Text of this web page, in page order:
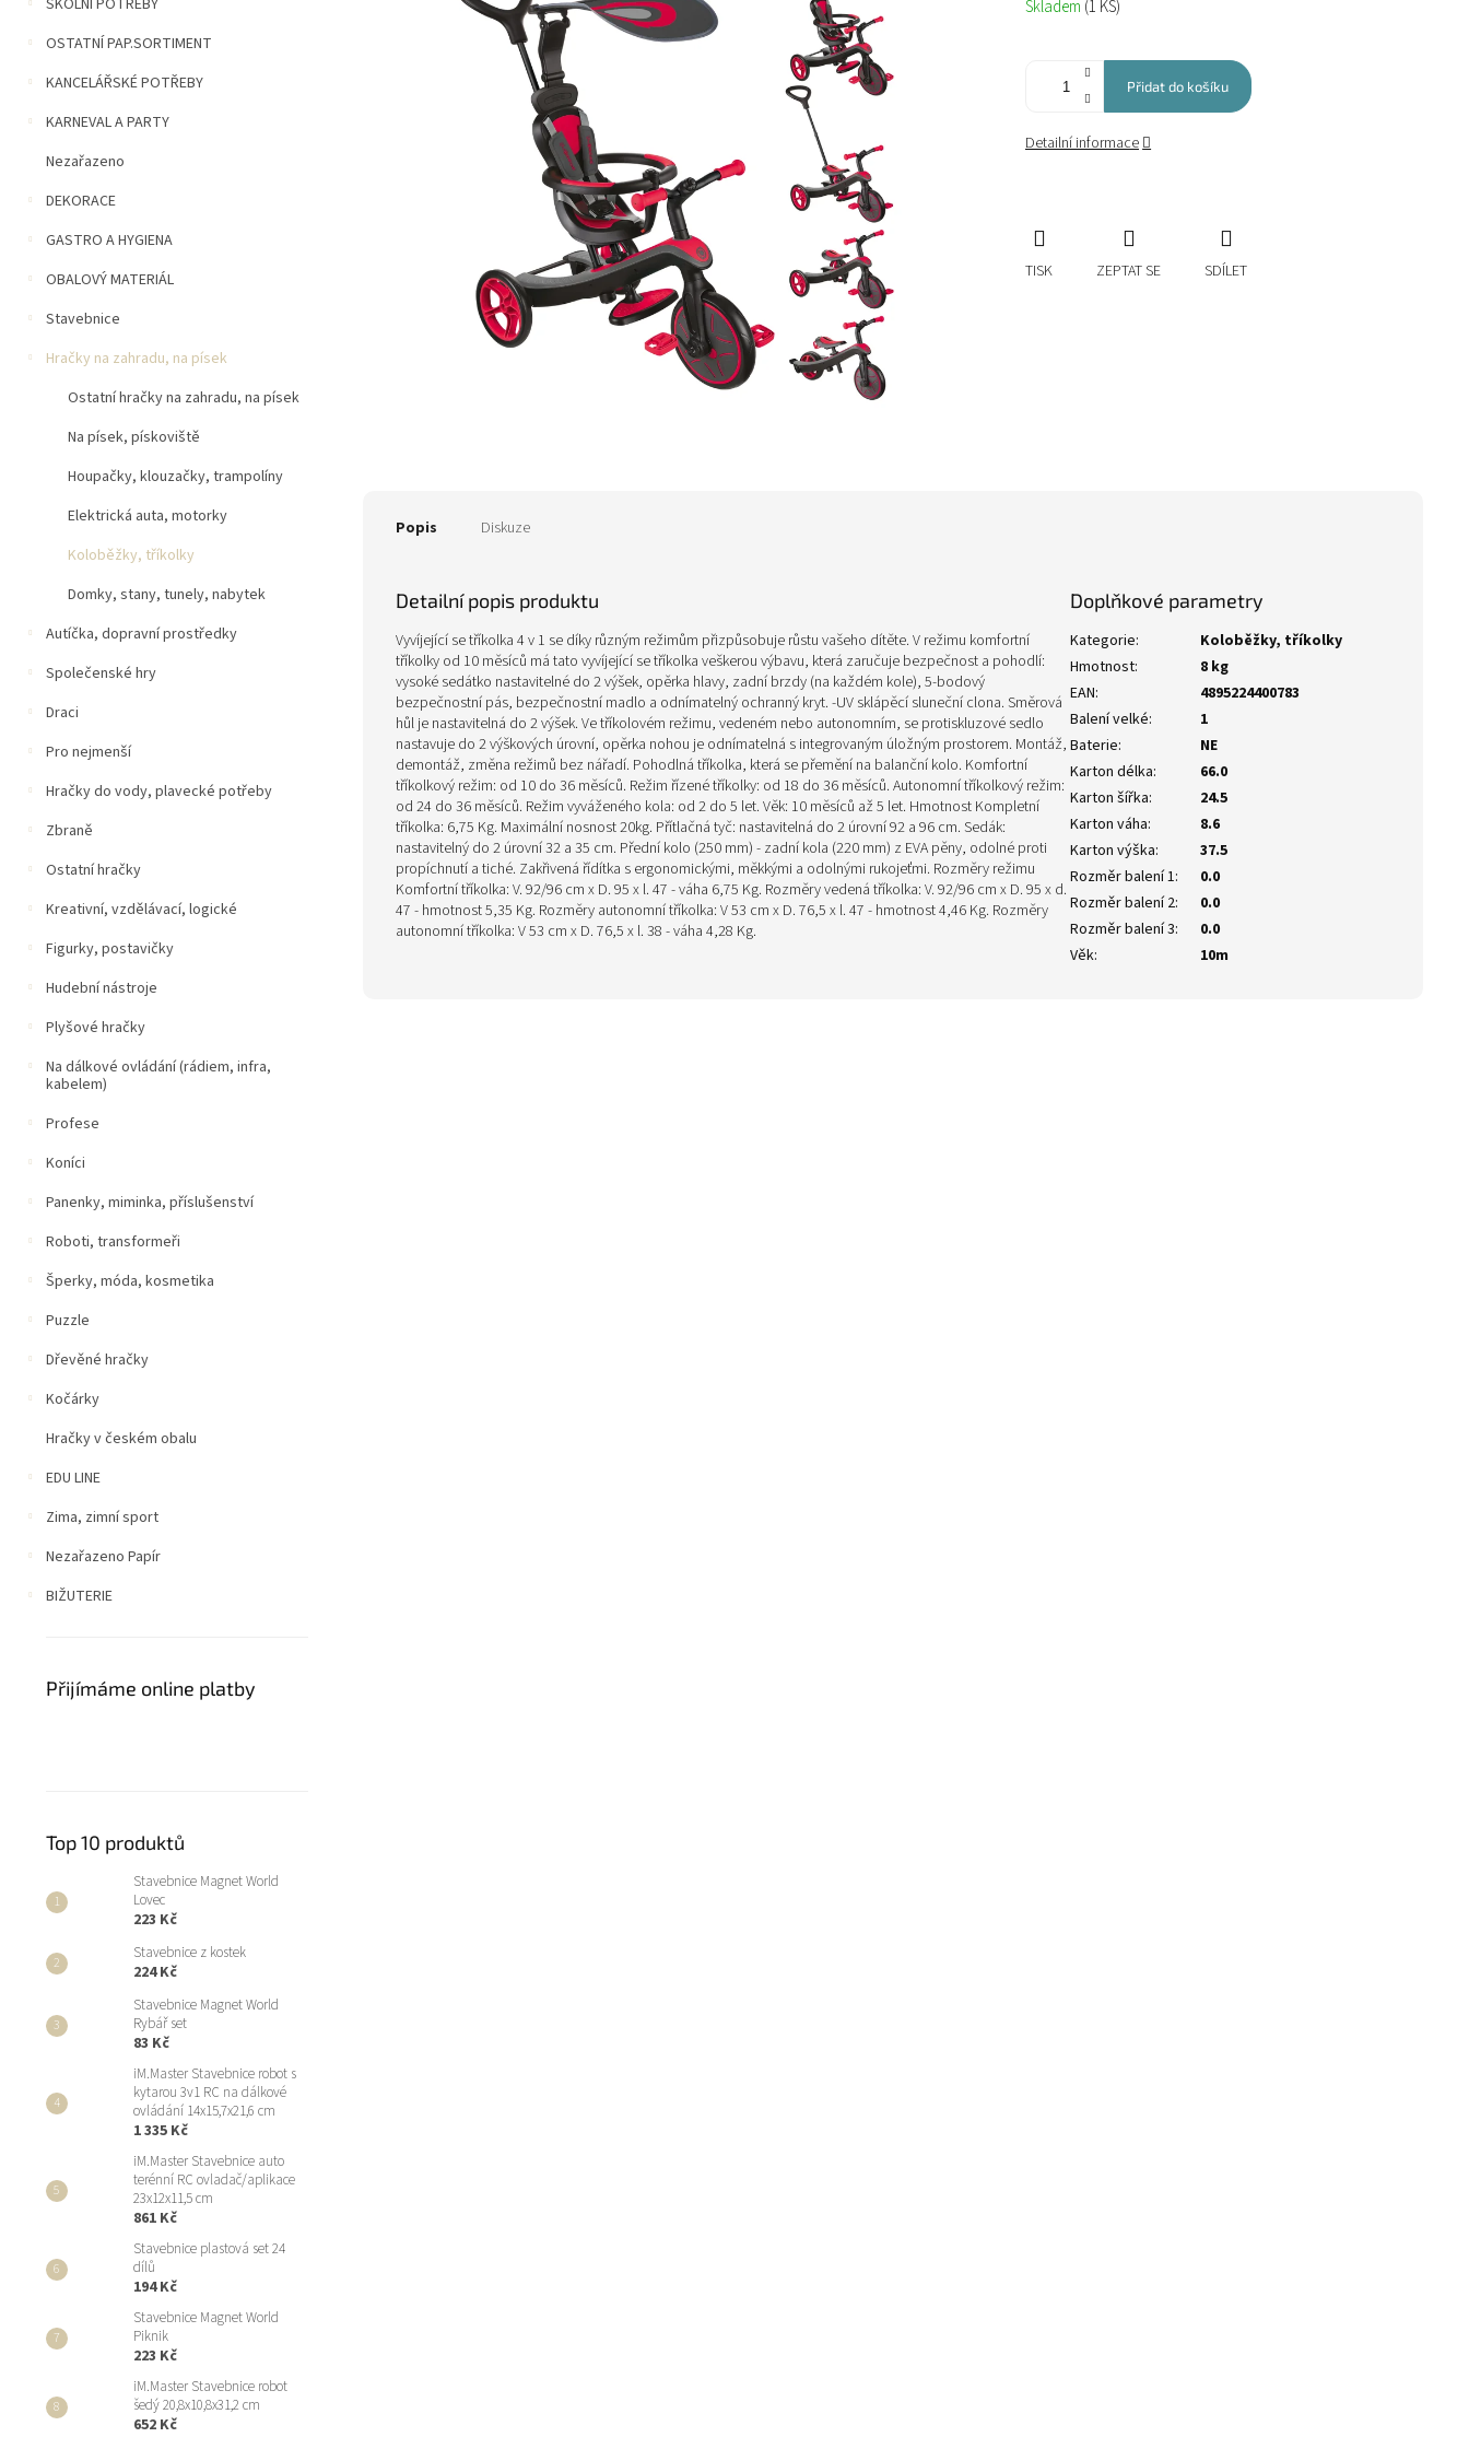
p
a
e
ŠKOLNÍ POTŘEBY
OSTATNÍ PAP.SORTIMENT
KANCELÁŘSKÉ POTŘEBY
KARNEVAL A PARTY
Nezařazeno
DEKORACE
GASTRO A HYGIENA
OBALOVÝ MATERIÁL
Stavebnice
Hračky na zahradu, na písek
Ostatní hračky na zahradu, na písek
Na písek, pískoviště
Houpačky, klouzačky, trampolíny
Elektrická auta, motorky
Koloběžky, tříkolky
Domky, stany, tunely, nabytek
Autíčka, dopravní prostředky
Společenské hry
Draci
Pro nejmenší
Hračky do vody, plavecké potřeby
Zbraně
Ostatní hračky
Kreativní, vzdělávací, logické
Figurky, postavičky
Hudební nástroje
Plyšové hračky
Na dálkové ovládání (rádiem, infra,
kabelem)
Profese
Koníci
Panenky, miminka, příslušenství
Roboti, transformeři
Šperky, móda, kosmetika
Puzzle
Dřevěné hračky
Kočárky
Hračky v českém obalu
EDU LINE
Zima, zimní sport
Nezařazeno Papír
BIŽUTERIE
Přijímáme online platby
Top 10 produktů
Stavebnice Magnet World
Lovec
223 Kč
Stavebnice z kostek
224 Kč
Stavebnice Magnet World
Rybář set
83 Kč
iM.Master Stavebnice robot s
kytarou 3v1 RC na dálkové
ovládání 14x15,7x21,6 cm
1 335 Kč
iM.Master Stavebnice auto
terénní RC ovladač/aplikace
23x12x11,5 cm
861 Kč
Stavebnice plastová set 24
dílů
194 Kč
Stavebnice Magnet World
Piknik
223 Kč
iM.Master Stavebnice robot
šedý 20,8x10,8x31,2 cm
652 Kč
cena:
Skladem (1 KS)
Přidat do košíku
Detailní informace
TISK ZEPTAT SE SDÍLET
Popis Diskuze
Detailní popis produktu
Vyvíjející se tříkolka 4 v 1 se díky různým režimům přizpůsobuje růstu vašeho dítěte. V režimu komfortní
tříkolky od 10 měsíců má tato vyvíjející se tříkolka veškerou výbavu, která zaručuje bezpečnost a pohodlí:
vysoké sedátko nastavitelné do 2 výšek, opěrka hlavy, zadní brzdy (na každém kole), 5-bodový
bezpečnostní pás, bezpečnostní madlo a odnímatelný ochranný kryt. -UV sklápěcí sluneční clona. Směrová
hůl je nastavitelná do 2 výšek. Ve tříkolovém režimu, vedeném nebo autonomním, se protiskluzové sedlo
nastavuje do 2 výškových úrovní, opěrka nohou je odnímatelná s integrovaným úložným prostorem. Montáž,
demontáž, změna režimů bez nářadí. Pohodlná tříkolka, která se přemění na balanční kolo. Komfortní
tříkolkový režim: od 10 do 36 měsíců. Režim řízené tříkolky: od 18 do 36 měsíců. Autonomní tříkolkový režim:
od 24 do 36 měsíců. Režim vyváženého kola: od 2 do 5 let. Věk: 10 měsíců až 5 let. Hmotnost Kompletní
tříkolka: 6,75 Kg. Maximální nosnost 20kg. Přítlačná tyč: nastavitelná do 2 úrovní 92 a 96 cm. Sedák:
nastavitelný do 2 úrovní 32 a 35 cm. Přední kolo (250 mm) - zadní kola (220 mm) z EVA pěny, odolné proti
propíchnutí a tiché. Zakřivená řídítka s ergonomickými, měkkými a odolnými rukojeťmi. Rozměry režimu
Komfortní tříkolka: V. 92/96 cm x D. 95 x l. 47 - váha 6,75 Kg. Rozměry vedená tříkolka: V. 92/96 cm x D. 95 x d.
47 - hmotnost 5,35 Kg. Rozměry autonomní tříkolka: V 53 cm x D. 76,5 x l. 47 - hmotnost 4,46 Kg. Rozměry
autonomní tříkolka: V 53 cm x D. 76,5 x l. 38 - váha 4,28 Kg.
Doplňkové parametry
Kategorie:
Koloběžky, tříkolky
Hmotnost:
8 kg
EAN:
4895224400783
Balení velké:
1
Baterie:
NE
Karton délka:
66.0
Karton šířka:
24.5
Karton váha:
8.6
Karton výška:
37.5
Rozměr balení 1:
0.0
Rozměr balení 2:
0.0
Rozměr balení 3:
0.0
Věk: 10m